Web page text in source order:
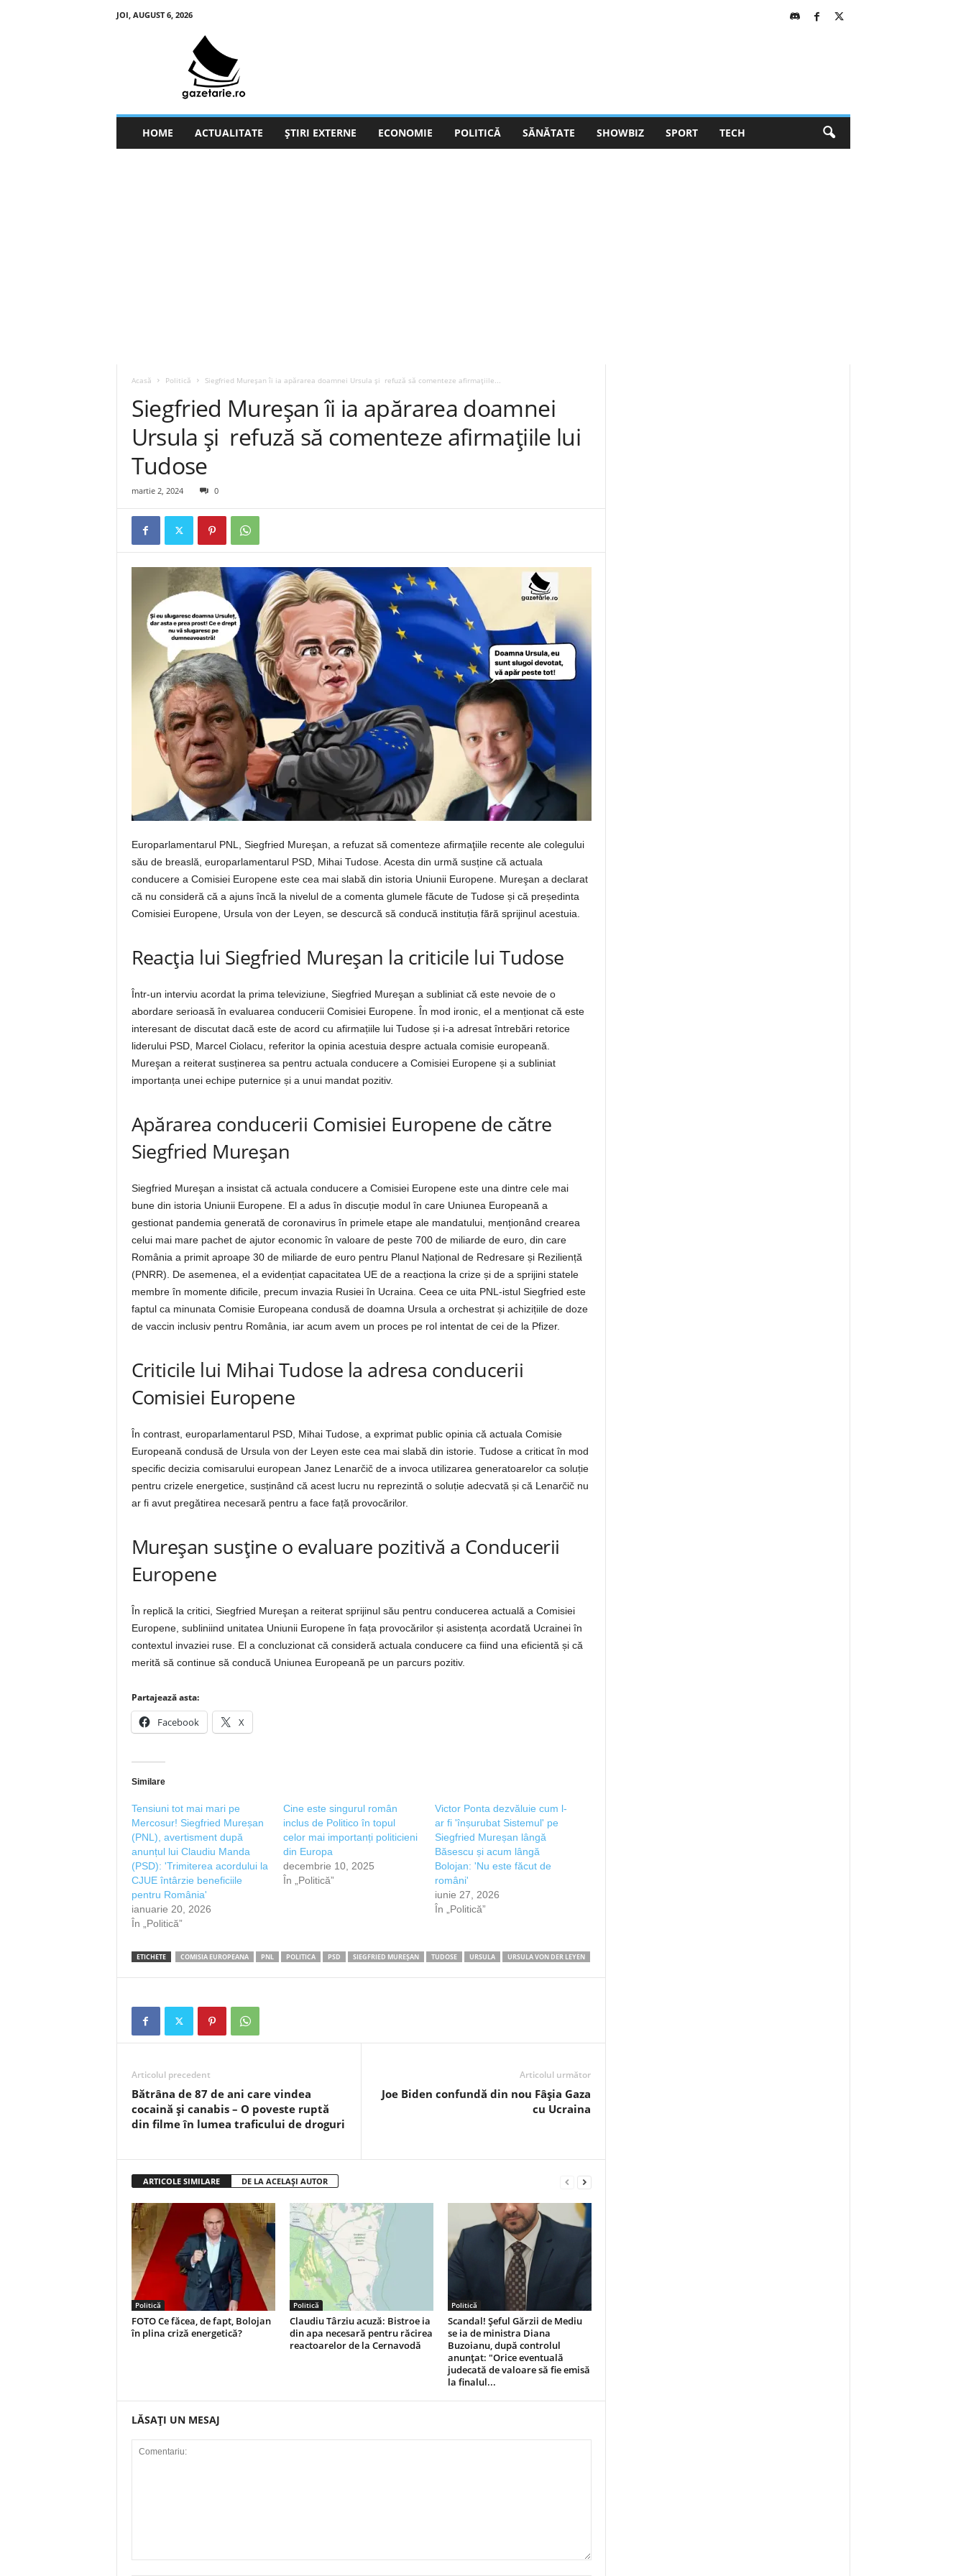
JOI, AUGUST 6, 2026
HOME ACTUALITATE ȘTIRI EXTERNE ECONOMIE POLITICĂ SĂNĂTATE SHOWBIZ SPORT TECH
Acasă Politică Siegfried Mureşan îi ia apărarea doamnei Ursula și refuză să comenteze afirmațiile...
Siegfried Mureşan îi ia apărarea doamnei
Ursula și refuză să comenteze afirmațiile lui
Tudose
martie 2, 2024 0
Europarlamentarul PNL, Siegfried Mureşan, a refuzat să comenteze afirmaţiile recente ale colegului
său de breaslă, europarlamentarul PSD, Mihai Tudose. Acesta din urmă susține că actuala
conducere a Comisiei Europene este cea mai slabă din istoria Uniunii Europene. Mureşan a declarat
că nu consideră că a ajuns încă la nivelul de a comenta glumele făcute de Tudose și că președinta
Comisiei Europene, Ursula von der Leyen, se descurcă să conducă instituția fără sprijinul acestuia.
Reacția lui Siegfried Mureşan la criticile lui Tudose
Într-un interviu acordat la prima televiziune, Siegfried Mureşan a subliniat că este nevoie de o
abordare serioasă în evaluarea conducerii Comisiei Europene. În mod ironic, el a menționat că este
interesant de discutat dacă este de acord cu afirmațiile lui Tudose și i-a adresat întrebări retorice
liderului PSD, Marcel Ciolacu, referitor la opinia acestuia despre actuala comisie europeană.
Mureşan a reiterat susținerea sa pentru actuala conducere a Comisiei Europene și a subliniat
importanța unei echipe puternice și a unui mandat pozitiv.
Apărarea conducerii Comisiei Europene de către
Siegfried Mureşan
Siegfried Mureşan a insistat că actuala conducere a Comisiei Europene este una dintre cele mai
bune din istoria Uniunii Europene. El a adus în discuție modul în care Uniunea Europeană a
gestionat pandemia generată de coronavirus în primele etape ale mandatului, menționând crearea
celui mai mare pachet de ajutor economic în valoare de peste 700 de miliarde de euro, din care
România a primit aproape 30 de miliarde de euro pentru Planul Național de Redresare și Reziliență
(PNRR). De asemenea, el a evidențiat capacitatea UE de a reacționa la crize și de a sprijini statele
membre în momente dificile, precum invazia Rusiei în Ucraina. Ceea ce uita PNL-istul Siegfried este
faptul ca minunata Comisie Europeana condusă de doamna Ursula a orchestrat și achizițiile de doze
de vaccin inclusiv pentru România, iar acum avem un proces pe rol intentat de cei de la Pfizer.
Criticile lui Mihai Tudose la adresa conducerii
Comisiei Europene
În contrast, europarlamentarul PSD, Mihai Tudose, a exprimat public opinia că actuala Comisie
Europeană condusă de Ursula von der Leyen este cea mai slabă din istorie. Tudose a criticat în mod
specific decizia comisarului european Janez Lenarčič de a invoca utilizarea generatoarelor ca soluție
pentru crizele energetice, susținând că acest lucru nu reprezintă o soluție adecvată și că Lenarčič nu
ar fi avut pregătirea necesară pentru a face față provocărilor.
Mureşan susține o evaluare pozitivă a Conducerii
Europene
În replică la critici, Siegfried Mureşan a reiterat sprijinul său pentru conducerea actuală a Comisiei
Europene, subliniind unitatea Uniunii Europene în fața provocărilor și asistența acordată Ucrainei în
contextul invaziei ruse. El a concluzionat că consideră actuala conducere ca fiind una eficientă și că
merită să continue să conducă Uniunea Europeană pe un parcurs pozitiv.
Partajează asta:
Facebook X
Similare
Tensiuni tot mai mari pe
Mercosur! Siegfried Mureșan
(PNL), avertisment după
anunțul lui Claudiu Manda
(PSD): 'Trimiterea acordului la
CJUE întârzie beneficiile
pentru România'
ianuarie 20, 2026
În „Politică”
Cine este singurul român
inclus de Politico în topul
celor mai importanți politicieni
din Europa
decembrie 10, 2025
În „Politică”
Victor Ponta dezvăluie cum l-
ar fi 'înșurubat Sistemul' pe
Siegfried Mureșan lângă
Băsescu și acum lângă
Bolojan: 'Nu este făcut de
români'
iunie 27, 2026
În „Politică”
ETICHETE COMISIA EUROPEANA PNL POLITICA PSD SIEGFRIED MUREŞAN TUDOSE URSULA URSULA VON DER LEYEN
Articolul precedent
Bătrâna de 87 de ani care vindea
cocaină și canabis – O poveste ruptă
din filme în lumea traficului de droguri
Articolul următor
Joe Biden confundă din nou Fâșia Gaza
cu Ucraina
ARTICOLE SIMILARE DE LA ACELAȘI AUTOR
Politică
FOTO Ce făcea, de fapt, Bolojan
în plina criză energetică?
Politică
Claudiu Târziu acuză: Bistroe ia
din apa necesară pentru răcirea
reactoarelor de la Cernavodă
Politică
Scandal! Şeful Gărzii de Mediu
se ia de ministra Diana
Buzoianu, după controlul
anunțat: "Orice eventuală
judecată de valoare să fie emisă
la finalul...
LĂSAȚI UN MESAJ